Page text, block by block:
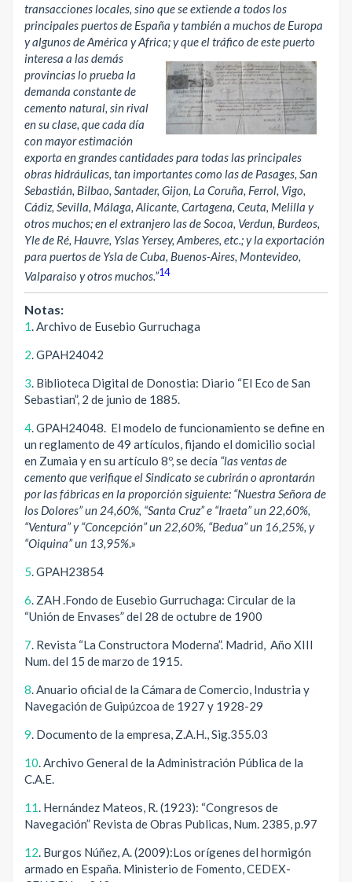
transacciones locales, sino que se extiende a todos los
principales puertos de España y también a muchos de Europa
y algunos de América y Africa;y que el tráfico de este puerto
interesa a las demás
provincias lo prueba la
demanda constante de
cemento natural, sin rival
en su clase, que cada día
con mayor estimación
exporta en grandes cantidades para todas las principales
obras hidráulicas, tan importantes como las de Pasages, San
Sebastián, Bilbao, Santader, Gijon, La Coruña, Ferrol, Vigo,
Cádiz, Sevilla, Málaga, Alicante, Cartagena, Ceuta, Melilla y
otros muchos; en el extranjero las de Socoa, Verdun, Burdeos,
Yle de Ré, Hauvre, Yslas Yersey, Amberes, etc.; y la exportación
para puertos de Ysla de Cuba, Buenos-Aires, Montevideo,
Valparaiso y otros muchos.”14
Notas:
1. Archivo de Eusebio Gurruchaga
2. GPAH24042
3. Biblioteca Digital de Donostia: Diario “El Eco de San
Sebastian”, 2 de junio de 1885.
4. GPAH24048. El modelo de funcionamiento se define en
un reglamento de 49 artículos, fijando el domicilio social
en Zumaia y en su artículo 8º, se decía “las ventas de
cemento que verifique el Sindicato se cubrirán o aprontarán
por las fábricas en la proporción siguiente: “Nuestra Señora de
los Dolores” un 24,60%, “Santa Cruz” e “Iraeta” un 22,60%,
“Ventura” y “Concepción” un 22,60%, “Bedua” un 16,25%, y
“Oiquina” un 13,95%.»
5. GPAH23854
6. ZAH .Fondo de Eusebio Gurruchaga: Circular de la
“Unión de Envases” del 28 de octubre de 1900
7. Revista “La Constructora Moderna”. Madrid, Año XIII
Num. del 15 de marzo de 1915.
8. Anuario oficial de la Cámara de Comercio, Industria y
Navegación de Guipúzcoa de 1927 y 1928-29
9. Documento de la empresa, Z.A.H., Sig.355.03
10. Archivo General de la Administración Pública de la
C.A.E.
11. Hernández Mateos, R. (1923): “Congresos de
Navegación” Revista de Obras Publicas, Num. 2385, p.97
12. Burgos Núñez, A. (2009):Los orígenes del hormigón
armado en España. Ministerio de Fomento, CEDEX-